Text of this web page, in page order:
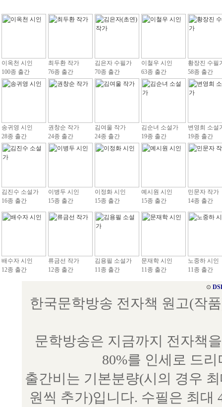
이옥천 시인
100종 출간
최두환 작가
76종 출간
김은자 수필가
70종 출간
이철우 시인
63종 출간
황장진 수필
58종 출간
송귀영 시인
28종 출간
권창순 작가
24종 출간
김여울 작가
24종 출간
김순녀 소설가
19종 출간
변영희 소설
19종 출간
김진수 소설가
16종 출간
이병두 시인
15종 출간
이정화 시인
15종 출간
예시원 시인
15종 출간
민문자 작가
14종 출간
배수자 시인
12종 출간
류금선 작가
12종 출간
김용필 소설가
11종 출간
문재학 시인
11종 출간
노중하 시인
11종 출간
⊙
한국문학방송 전자책 원고(작
문학방송은 지금까지 전자책
80%를 인세로 드
출간비는 기본분량(시의 경우
원씩 추가)입니다. 수필은 최대